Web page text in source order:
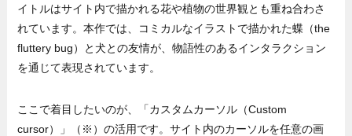
イトルはサイト内で描かれる花や植物の世界観とも重ね合わさ
れています。本作では、コミカルなイラストで描かれた蝶（the
fluttery bug）と犬との友情が、物語性のあるインタラクション
を通じて表現されています。
ここで着目したいのが、「カスタムカーソル（Custom
cursor）」（※）の活用です。サイト内のカーソルを任意の画